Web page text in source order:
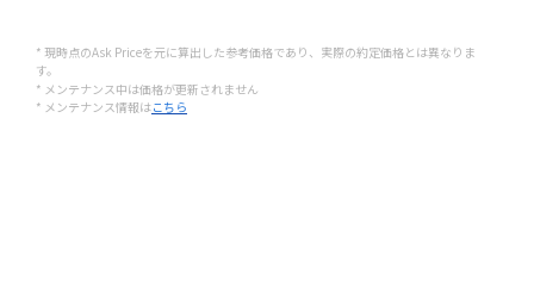
* 現時点のAsk Priceを元に算出した参考価格であり、実際の約定価格とは異なりま
す。
* メンテナンス中は価格が更新されません
* メンテナンス情報はこちら